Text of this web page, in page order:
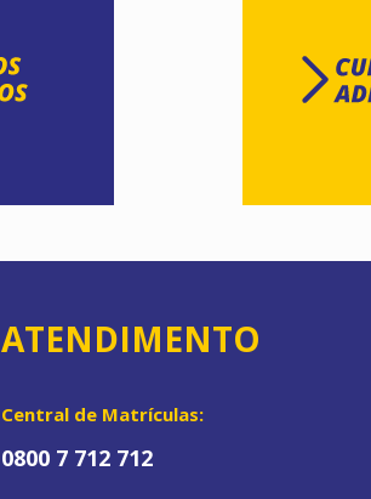
ATENDIMENTO
Central de Matrículas:
0800 7 712 712